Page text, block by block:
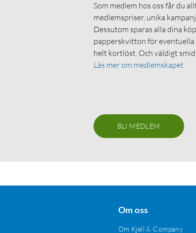
Som medlem hos oss får du
medlemspriser, unika
Dessutom sparas alla dina
papperskvitton för
helt kortlöst. Och väldigt
Läs mer om medlemskapet
BLI MEDLEM
Om oss
Om Kjell & Company